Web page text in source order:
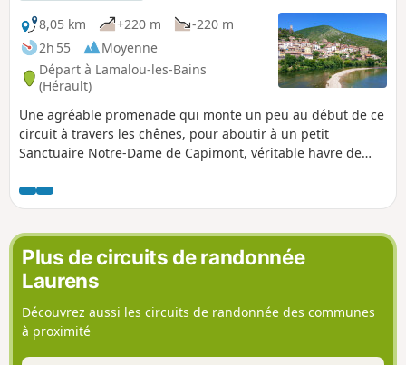
8,05 km
+220 m
-220 m
2h 55
Moyenne
Départ à Lamalou-les-Bains
(Hérault)
Une agréable promenade qui monte un peu au début de ce
circuit à travers les chênes, pour aboutir à un petit
Sanctuaire Notre-Dame de Capimont, véritable havre de
Bitoulet, vous serez à l'ombre par les grandes chaleurs et
une vue panoramique vous y attend.
Plus de circuits de randonnée
Laurens
Découvrez aussi les circuits de randonnée des communes
à proximité